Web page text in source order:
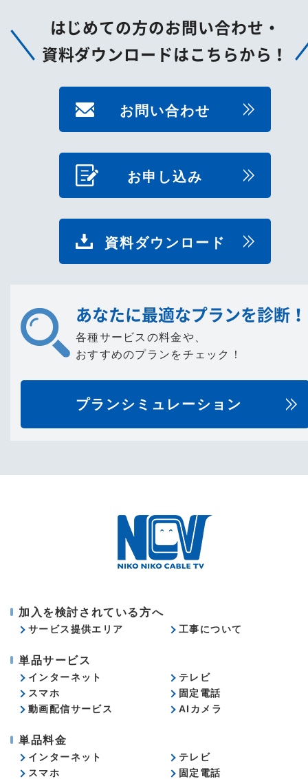
はじめての方のお問い合わせ・
資料ダウンロードはこちらから！
お問い合わせ
お申し込み
資料ダウンロード
あなたに最適なプランを診断！
各種サービスの料金や、
おすすめのプランをチェック！
プランシミュレーション
加入を検討されている方へ
サービス提供エリア 工事について
単品サービス
インターネット
テレビ
スマホ
固定電話
動画配信サービス
AIカメラ
単品料金
インターネット
テレビ
スマホ
固定電話